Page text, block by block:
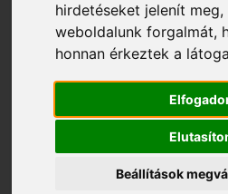
hirdetéseket jelenít meg,
weboldalunk forgalmát,
honnan érkeztek a
Beállítások